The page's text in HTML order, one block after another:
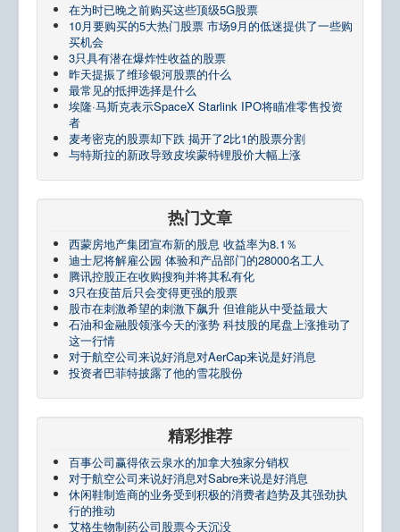
在为时已晚之前购买这些顶级5G股票
10月要购买的5大热门股票 市场9月的低迷提供了一些购
买机会
3只具有潜在爆炸性收益的股票
昨天提振了维珍银河股票的什么
最常见的抵押选择是什么
埃隆·马斯克表示SpaceX Starlink IPO将瞄准零售投资
者
麦考密克的股票却下跌 揭开了2比1的股票分割
与特斯拉的新政导致皮埃蒙特锂股价大幅上涨
热门文章
西蒙房地产集团宣布新的股息 收益率为8.1％
迪士尼将解雇公园 体验和产品部门的28000名工人
腾讯控股正在收购搜狗并将其私有化
3只在疫苗后只会变得更强的股票
股市在刺激希望的刺激下飙升 但谁能从中受益最大
石油和金融股领涨今天的涨势 科技股的尾盘上涨推动了
这一行情
对于航空公司来说好消息对AerCap来说是好消息
投资者巴菲特披露了他的雪花股份
精彩推荐
百事公司赢得依云泉水的加拿大独家分销权
对于航空公司来说好消息对Sabre来说是好消息
休闲鞋制造商的业务受到积极的消费者趋势及其强劲执
行的推动
艾格生物制药公司股票今天沉没